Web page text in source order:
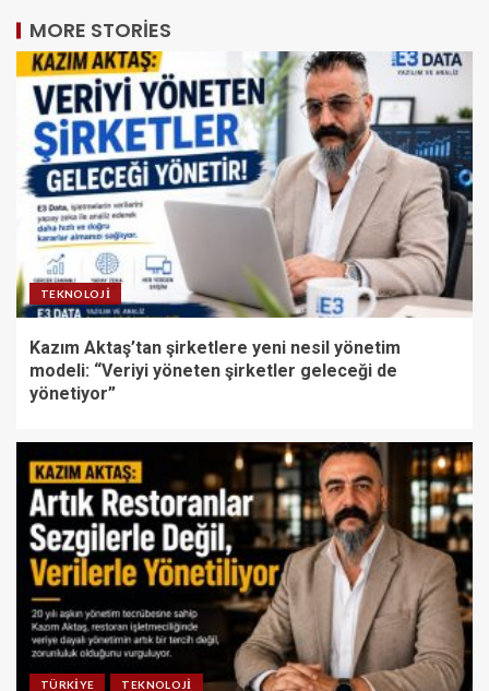
MORE STORIES
TEKNOLOJI
Kazım Aktaş’tan şirketlere yeni nesil yönetim
modeli: “Veriyi yöneten şirketler geleceği de
yönetiyor”
TÜRKIYE TEKNOLOJI